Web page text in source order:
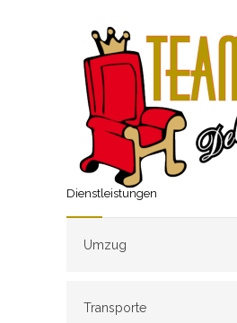
Dienstleistungen
Umzug
Transporte